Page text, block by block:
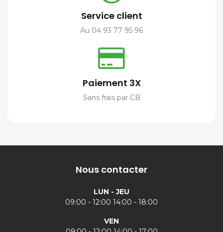
Service client
Au 04 93 77 95 96
Paiement 3X
Sans frais par CB
Nous contacter
LUN - JEU
09:00 - 12:00 14:00 - 18:00
VEN